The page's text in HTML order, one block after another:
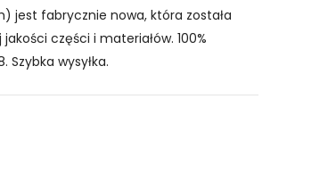
jest fabrycznie nowa, która została
części i materiałów. 100%
wysyłka.